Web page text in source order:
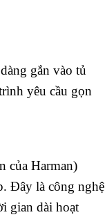
gắn vào tủ
yêu cầu gọn
của Harman)
Đây là công nghệ
gian dài hoạt